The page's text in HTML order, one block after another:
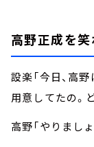
高野正成を
設楽「今日、高
用意してたの。
高野「やりましょ